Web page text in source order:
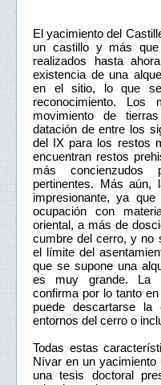
El yacimiento del
un castillo y más que
realizados hasta
existencia de una
en el sitio, lo que
reconocimiento. Los
movimiento de
datación de entre los
del IX para los restos
encuentran restos
más concienzudos
pertinentes. Más aún,
impresionante, ya
ocupación con
oriental, a más de
cumbre del cerro, y no
el límite del
que se supone una
es muy grande. La
confirma por lo tanto
puede descartarse
entornos del cerro o
Todas estas
Nívar en un yacimiento
una tesis doctoral